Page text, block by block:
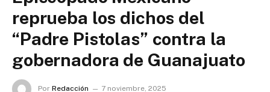
reprueba los dichos del
“Padre Pistolas” contra la
gobernadora de Guanajuato
Por Redacción
7 noviembre, 2025